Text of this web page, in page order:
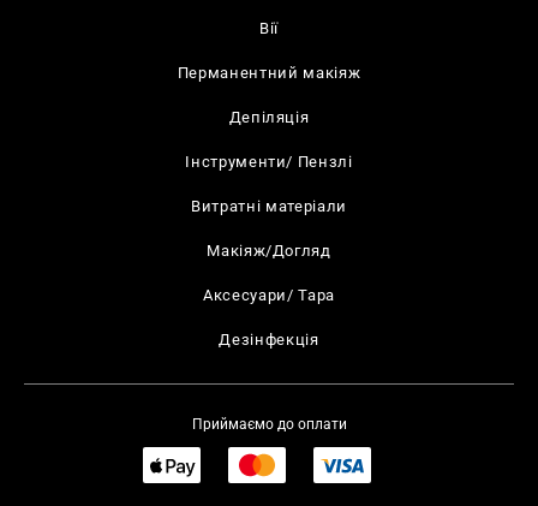
Вії
Перманентний макіяж
Депіляція
Інструменти/ Пензлі
Витратні матеріали
Макіяж/Догляд
Аксесуари/ Тара
Дезінфекція
Приймаємо до оплати